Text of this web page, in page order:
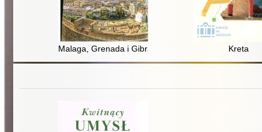
Malaga, Grenada i Gibraltar Kreta